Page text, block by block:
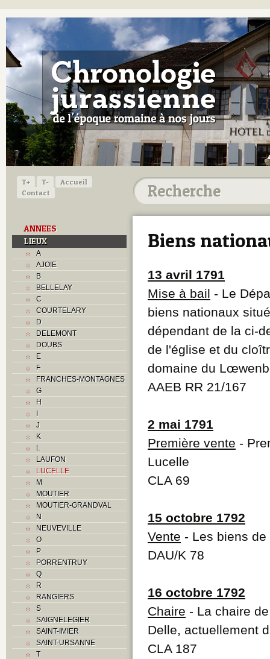
T+ T-
Accueil
Contact
ANNEES
LIEUX
A
AJOIE
B
BELLELAY
C
COURTELARY
D
DELEMONT
DOUBS
E
F
FRANCHES-MONTAGNES
G
H
I
J
K
L
LAUFON
LUCELLE
M
MOUTIER
MOUTIER-GRANDVAL
N
NEUVEVILLE
O
P
PORRENTRUY
Q
R
RANGIERS
S
SAIGNELEGIER
SAINT-IMIER
SAINT-URSANNE
T
Biens
13 avril 1791
Mise à bail - Le
biens nationaux
dépendant de la ci-
de l'église et du
domaine du
AAEB RR 21/167
2 mai 1791
Première vente -
Lucelle
CLA 69
15 octobre 1792
Vente - Les biens
DAU/K 78
16 octobre 1792
Chaire - La chaire
Delle, actuellement
CLA 187